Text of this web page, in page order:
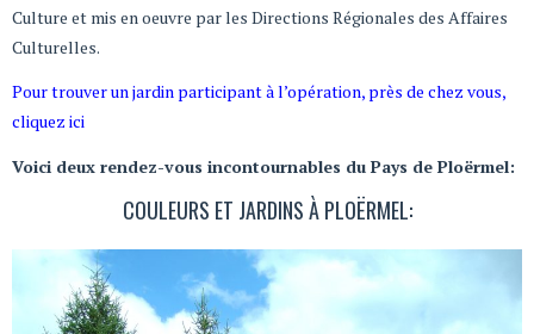
Culture et mis en oeuvre par les Directions Régionales des Affaires
Culturelles.
Pour trouver un jardin participant à l’opération, près de chez vous,
cliquez ici
Voici deux rendez-vous incontournables du Pays de Ploërmel:
COULEURS ET JARDINS À PLOËRMEL: